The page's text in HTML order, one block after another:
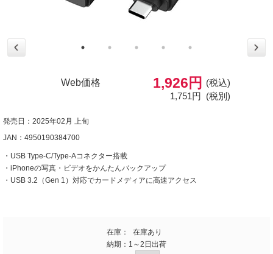
Web価格 1,926円
(税込)
1,751円 (税別)
発売日：2025年02月 上旬
JAN：4950190384700
・USB Type-C/Type-Aコネクター搭載
・iPhoneの写真・ビデオをかんたんバックアップ
・USB 3.2（Gen 1）対応でカードメディアに高速アクセス
在庫：
在庫あり
納期： 1～2日出荷